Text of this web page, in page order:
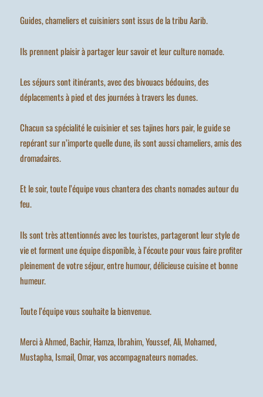
Guides, chameliers et cuisiniers sont issus de la tribu Aarib.
Ils prennent plaisir à partager leur savoir et leur culture nomade.
Les séjours sont itinérants, avec des bivouacs bédouins, des
déplacements à pied et des journées à travers les dunes.
Chacun sa spécialité le cuisinier et ses tajines hors pair, le guide se
repérant sur n’importe quelle dune, ils sont aussi chameliers, amis des
dromadaires.
Et le soir, toute l’équipe vous chantera des chants nomades autour du
feu.
Ils sont très attentionnés avec les touristes, partageront leur style de
vie et forment une équipe disponible, à l’écoute pour vous faire profiter
pleinement de votre séjour, entre humour, délicieuse cuisine et bonne
humeur.
Toute l’équipe vous souhaite la bienvenue.
Merci à Ahmed, Bachir, Hamza, Ibrahim, Youssef, Ali, Mohamed,
Mustapha, Ismail, Omar, vos accompagnateurs nomades.